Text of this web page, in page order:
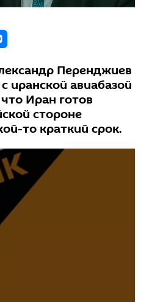
Перенджиев
иранской авиабазой
Иран готов
стороне
то краткий срок.